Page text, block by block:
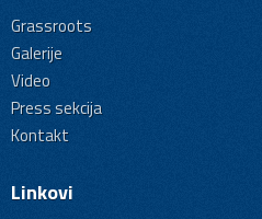
Grassroots
Galerije
Video
Press sekcija
Kontakt
Linkovi